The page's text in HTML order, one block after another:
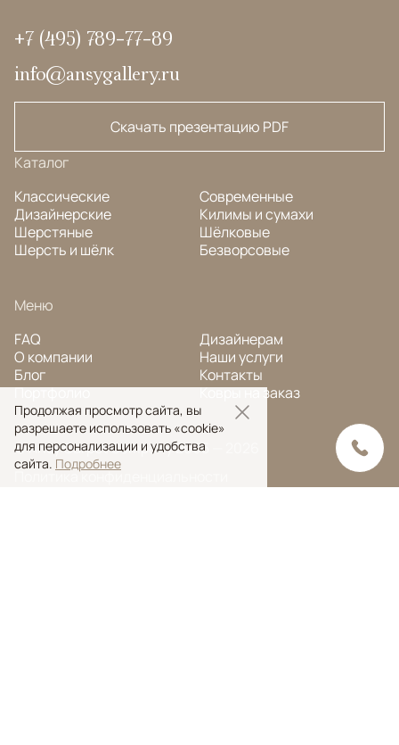
+7 (495) 789-77-89
info@ansygallery.ru
Скачать презентацию PDF
Каталог
Классические
Дизайнерские
Шерстяные
Шерсть и шёлк
Современные
Килимы и сумахи
Шёлковые
Безворсовые
Меню
FAQ
О компании
Блог
Портфолио
Дизайнерам
Наши услуги
Контакты
Ковры на заказ
© Ansy Carpet Company 2005 — 2026
Политика конфиденциальности
Продолжая просмотр сайта, вы
разрешаете использовать «cookie»
для персонализации и удобства
сайта. Подробнее